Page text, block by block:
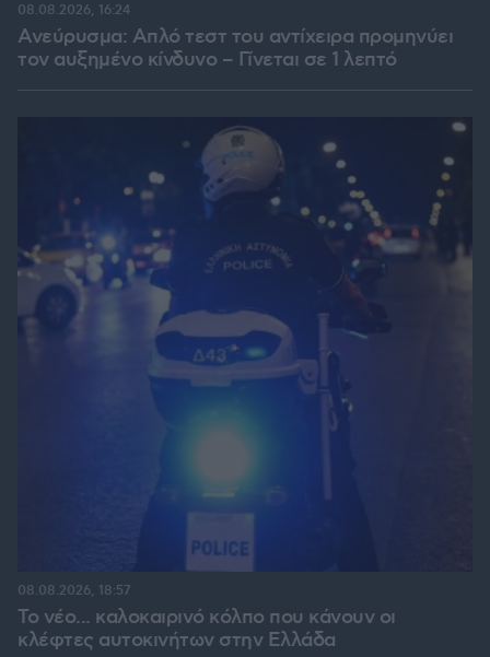
Ανεύρυσμα: Απλό τεστ του αντίχειρα προμηνύει
τον αυξημένο κίνδυνο – Γίνεται σε 1 λεπτό
08.08.2026, 16:24
Το νέο... καλοκαιρινό κόλπο που κάνουν οι
κλέφτες αυτοκινήτων στην Ελλάδα
08.08.2026, 18:57